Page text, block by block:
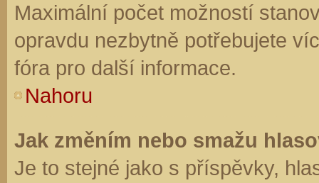
Maximální počet možností
opravdu nezbytně potřebujete
fóra pro další informace.
Nahoru
Jak změním nebo smažu
Je to stejné jako s příspěvky,